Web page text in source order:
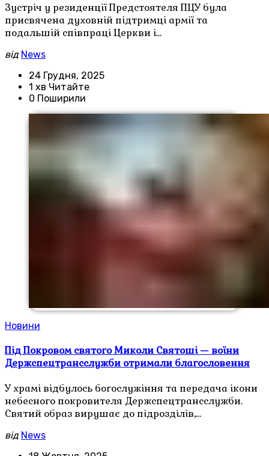
Зустріч у резиденції Предстоятеля ПЦУ була
присвячена духовній підтримці армії та
подальшій співпраці Церкви і…
від News
24 Грудня, 2025
1 хв Читайте
0 Поширили
Новини
Під Покровом святого Миколи Святоші — воїни
Держспецтрансслужби отримали благословення
У храмі відбулось богослужіння та передача ікони
небесного покровителя Держспецтрансслужби.
Святий образ вирушає до підрозділів,…
від News